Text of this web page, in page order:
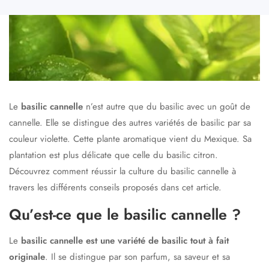
Le basilic cannelle n’est autre que du basilic avec un goût de
cannelle. Elle se distingue des autres variétés de basilic par sa
couleur violette. Cette plante aromatique vient du Mexique. Sa
plantation est plus délicate que celle du basilic citron.
Découvrez comment réussir la culture du basilic cannelle à
travers les différents conseils proposés dans cet article.
Qu’est-ce que le basilic cannelle ?
Le basilic cannelle est une variété de basilic tout à fait
originale. Il se distingue par son parfum, sa saveur et sa